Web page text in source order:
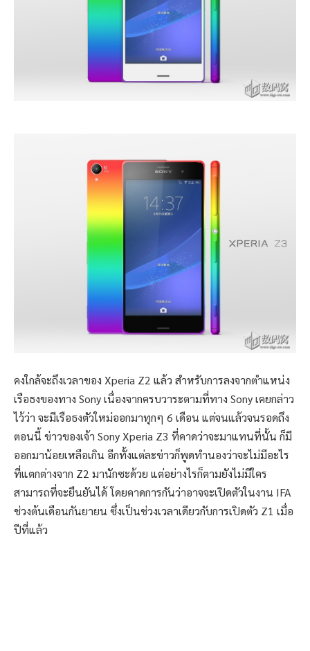
คงใกล้จะถึงเวลาของ Xperia Z2 แล้ว สำหรับการลงจากตำแหน่ง
เรือธงของทาง Sony เนื่องจากครบวาระตามที่ทาง Sony เคยกล่าว
ไว้ว่า จะมีเรือธงตัวใหม่ออกมาทุกๆ 6 เดือน แต่จนแล้วจนรอดถึง
ตอนนี้ ข่าวของเจ้า Sony Xperia Z3 ที่คาดว่าจะมาแทนที่นั้น ก็มี
ออกมาน้อยเหลือเกิน อีกทั้งแต่ละข่าวก็พูดทำนองว่าจะไม่มีอะไร
ที่แตกต่างจาก Z2 มานักซะด้วย แต่อย่างไรก็ตามยังไม่มีใคร
สามารถที่จะยืนยันได้ โดยคาดการกันว่าอาจจะเปิดตัวในงาน IFA
ช่วงต้นเดือนกันยายน ซึ่งเป็นช่วงเวลาเดียวกับการเปิดตัว Z1 เมื่อ
ปีที่แล้ว